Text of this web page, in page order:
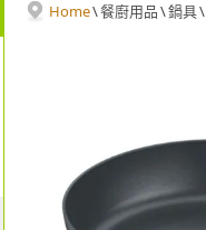
Home\餐廚用品\鍋具\